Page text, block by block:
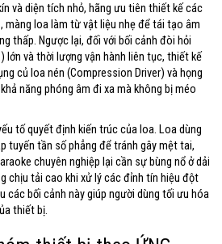
và diện tích nhỏ, hãng ưu tiên thiết kế các
màng loa làm từ vật liệu nhẹ để tái tạo âm
thấp. Ngược lại, đối với bối cảnh đòi hỏi
lớn và thời lượng vận hành liên tục, thiết kế
củ loa nén (Compression Driver) và họng
năng phóng âm đi xa mà không bị méo
tố quyết định kiến trúc của loa. Loa dùng
tuyến tần số phẳng để tránh gây mệt tai,
chuyên nghiệp lại cần sự bùng nổ ở dải
chịu tải cao khi xử lý các đỉnh tín hiệu đột
các bối cảnh này giúp người dùng tối ưu hóa
thiết bị.